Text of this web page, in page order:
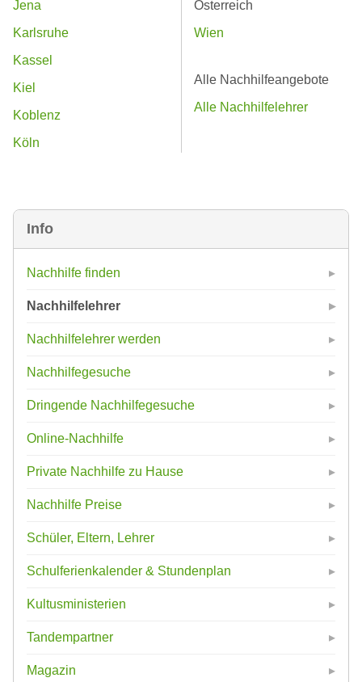
Info
Nachhilfe finden
Nachhilfelehrer
Nachhilfelehrer werden
Nachhilfegesuche
Dringende Nachhilfegesuche
Online-Nachhilfe
Private Nachhilfe zu Hause
Nachhilfe Preise
Schüler, Eltern, Lehrer
Schulferienkalender & Stundenplan
Kultusministerien
Tandempartner
Magazin
Jena
Karlsruhe
Kassel
Kiel
Koblenz
Köln
Österreich
Wien
Alle Nachhilfeangebote
Alle Nachhilfelehrer